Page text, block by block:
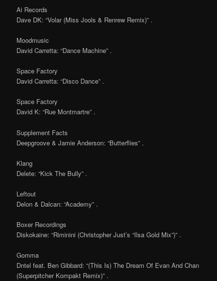
Ai Records
Dave DK: “Volar (Miss Jools & Renrew Remix)” .
Moodmusic
David Carretta: “Dance Machine” .
Space Factory
David Carretta: “Disco Dance” .
Space Factory
David K: “Rue Montmartre” .
Supplement Facts
Deepgroove & Jamie Anderson: “Butterflies” .
Klang
Delete: “Kick The Bully” .
Leftout
Delon & Dalcan: “Academy” .
Boxer Recordings
Diskokaine: “Riminini (Christopher Just’s “Ilsa Gold Mix”)” .
Gomma
Dntel feat. Ben Gibbard: “(This Is) The Dream Of Evan And Chan
(Superpitcher Kompakt Remix)” .